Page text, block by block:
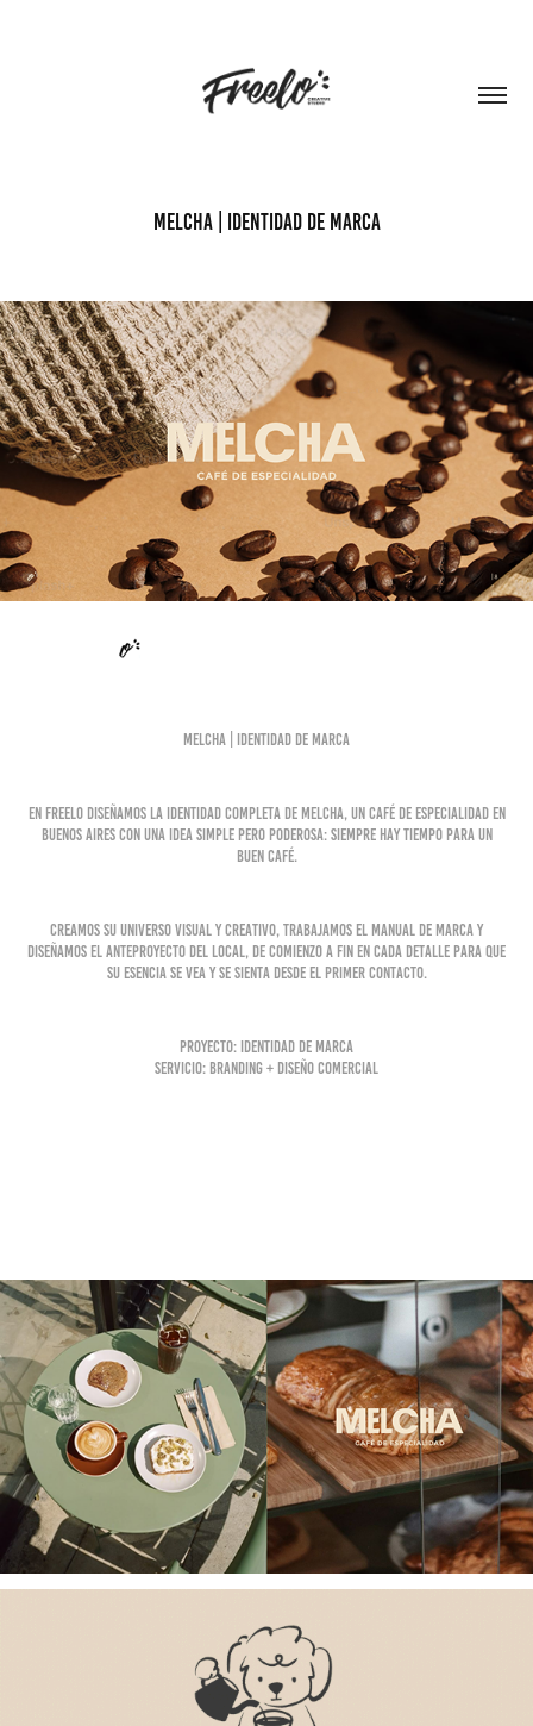
MELCHA | Identidad de marca
MELCHA | Identidad de marca
En Freelo diseñamos la identidad completa de Melcha, un café de especialidad en
Buenos Aires con una idea simple pero poderosa: siempre hay tiempo para un
buen café.
Creamos su universo visual y creativo, trabajamos el manual de marca y
diseñamos el anteproyecto del local, de comienzo a fin en cada detalle para que
su esencia se vea y se sienta desde el primer contacto.
Proyecto: Identidad de marca
Servicio: Branding + diseño comercial